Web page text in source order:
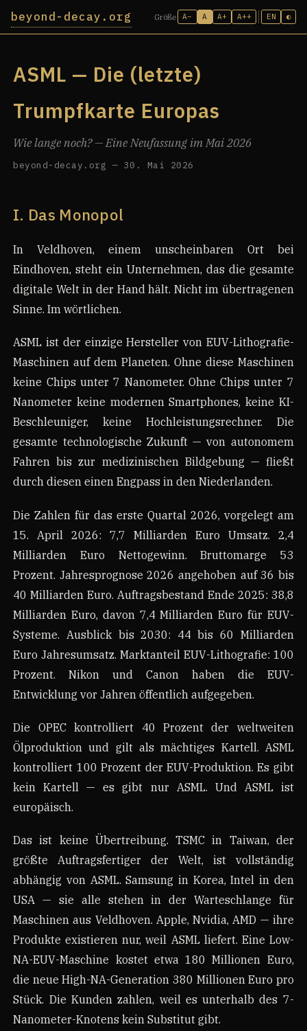
beyond-decay.org Größe A− A A+ A++ EN ◐
ASML — Die (letzte)
Trumpfkarte Europas
Wie lange noch? — Eine Neufassung im Mai 2026
beyond-decay.org — 30. Mai 2026
I. Das Monopol
In Veldhoven, einem unscheinbaren Ort bei
Eindhoven, steht ein Unternehmen, das die gesamte
digitale Welt in der Hand hält. Nicht im übertragenen
Sinne. Im wörtlichen.
ASML ist der einzige Hersteller von EUV-Lithografie-
Maschinen auf dem Planeten. Ohne diese Maschinen
keine Chips unter 7 Nanometer. Ohne Chips unter 7
Nanometer keine modernen Smartphones, keine KI-
Beschleuniger, keine Hochleistungsrechner. Die
gesamte technologische Zukunft — von autonomem
Fahren bis zur medizinischen Bildgebung — fließt
durch diesen einen Engpass in den Niederlanden.
Die Zahlen für das erste Quartal 2026, vorgelegt am
15. April 2026: 7,7 Milliarden Euro Umsatz. 2,4
Milliarden Euro Nettogewinn. Bruttomarge 53
Prozent. Jahresprognose 2026 angehoben auf 36 bis
40 Milliarden Euro. Auftragsbestand Ende 2025: 38,8
Milliarden Euro, davon 7,4 Milliarden Euro für EUV-
Systeme. Ausblick bis 2030: 44 bis 60 Milliarden
Euro Jahresumsatz. Marktanteil EUV-Lithografie: 100
Prozent. Nikon und Canon haben die EUV-
Entwicklung vor Jahren öffentlich aufgegeben.
Die OPEC kontrolliert 40 Prozent der weltweiten
Ölproduktion und gilt als mächtiges Kartell. ASML
kontrolliert 100 Prozent der EUV-Produktion. Es gibt
kein Kartell — es gibt nur ASML. Und ASML ist
europäisch.
Das ist keine Übertreibung. TSMC in Taiwan, der
größte Auftragsfertiger der Welt, ist vollständig
abhängig von ASML. Samsung in Korea, Intel in den
USA — sie alle stehen in der Warteschlange für
Maschinen aus Veldhoven. Apple, Nvidia, AMD — ihre
Produkte existieren nur, weil ASML liefert. Eine Low-
NA-EUV-Maschine kostet etwa 180 Millionen Euro,
die neue High-NA-Generation 380 Millionen Euro pro
Stück. Die Kunden zahlen, weil es unterhalb des 7-
Nanometer-Knotens kein Substitut gibt.